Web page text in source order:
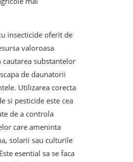
insecticide oferit de
valoroasa
substantelor
de daunatorii
Utilizarea corecta
si pesticide este cea
de a controla
care ameninta
solarii sau culturile
esential sa se faca